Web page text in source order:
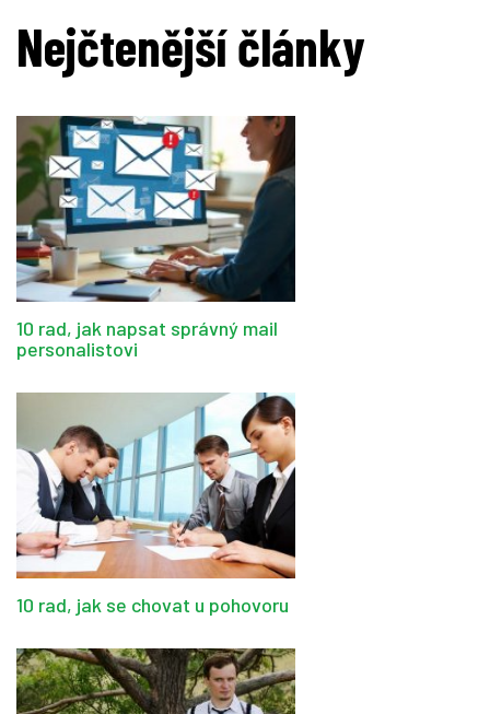
Nejčtenější články
10 rad, jak napsat správný mail
personalistovi
10 rad, jak se chovat u pohovoru